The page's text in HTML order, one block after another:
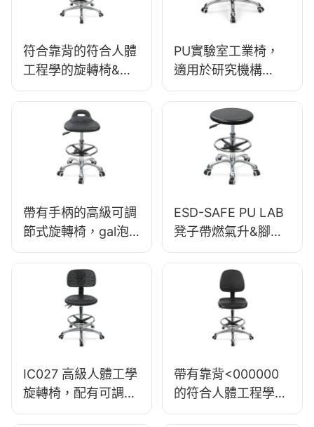
符合靠背的符合人體
工程學的旋轉椅&
ESD科學實驗室凳子
高度可調的腳環
<00000000>鋁製實
驗室5星基地
<00000000>潔淨室
PU實驗室工業椅，
適用於研究機構
IC008，客製化大量
購買HEWEI
帶有手柄的高級可調
節式旋轉椅，gal泡
沫座椅& pu實驗室凳
設計高度可調腳環&
鍍鉻5星基地，可終
極舒適011
ESD-SAFE PU LAB
凳子帶燃氣升&腳環
高度調節鋁五星級基
地，以實現車間的穩
IC027 高級人體工學
旋轉椅，配有可調式
PU 靠背、高度可調
帶有靠背<000000
的符合人體工程學的
旋轉pu椅